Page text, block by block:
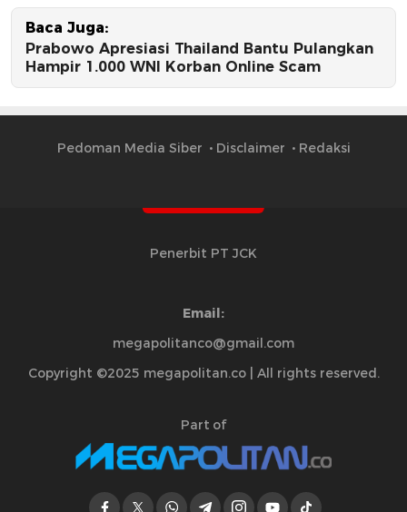
Baca Juga:
Prabowo Apresiasi Thailand Bantu Pulangkan
Hampir 1.000 WNI Korban Online Scam
Pedoman Media Siber Disclaimer Redaksi
Penerbit PT JCK
Email:
megapolitanco@gmail.com
Copyright ©2025 megapolitan.co | All rights reserved.
Part of